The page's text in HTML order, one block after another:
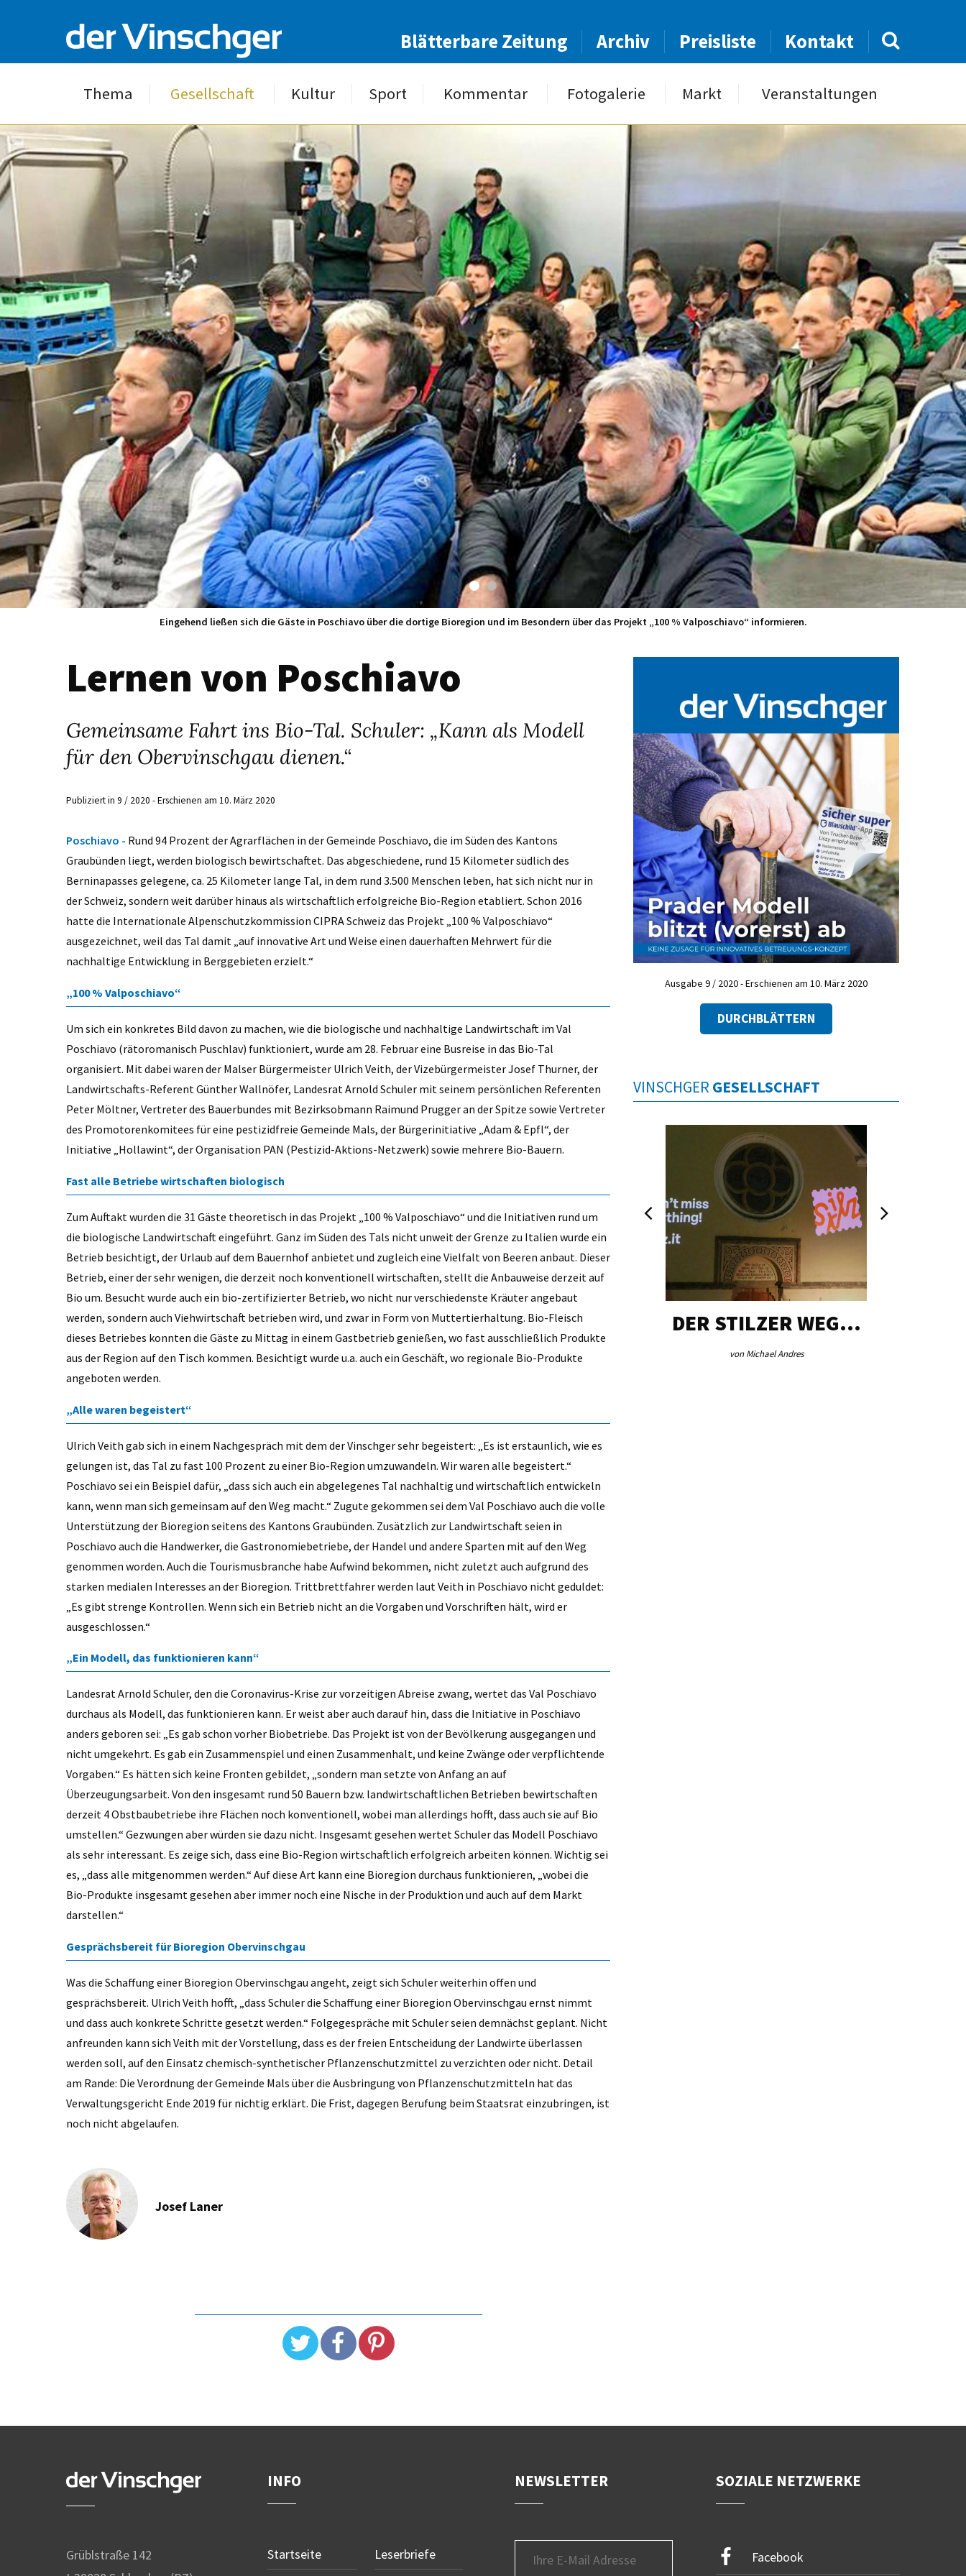
Blätterbare Zeitung Archiv Preisliste Kontakt
Thema Gesellschaft Kultur Sport Kommentar Fotogalerie Markt Veranstaltungen
Eingehend ließen sich die Gäste in Poschiavo über die dortige Bioregion und im Besondern über das Projekt „100 % Valposchiavo“ informieren.
Lernen von Poschiavo
Gemeinsame Fahrt ins Bio-Tal. Schuler: „Kann als Modell
für den Obervinschgau dienen.“
Publiziert in 9 / 2020 - Erschienen am 10. März 2020
Poschiavo - Rund 94 Prozent der Agrarflächen in der Gemeinde Poschiavo, die im Süden des Kantons
Graubünden liegt, werden biologisch bewirtschaftet. Das abgeschiedene, rund 15 Kilometer südlich des
Berninapasses gelegene, ca. 25 Kilometer lange Tal, in dem rund 3.500 Menschen leben, hat sich nicht nur in
der Schweiz, sondern weit darüber hinaus als wirtschaftlich erfolgreiche Bio-Region etabliert. Schon 2016
hatte die Internationale Alpenschutzkommission CIPRA Schweiz das Projekt „100 % Valposchiavo“
ausgezeichnet, weil das Tal damit „auf innovative Art und Weise einen dauerhaften Mehrwert für die
nachhaltige Entwicklung in Berggebieten erzielt.“
„100 % Valposchiavo“
Um sich ein konkretes Bild davon zu machen, wie die biologische und nachhaltige Landwirtschaft im Val
Poschiavo (rätoromanisch Puschlav) funktioniert, wurde am 28. Februar eine Busreise in das Bio-Tal
organisiert. Mit dabei waren der Malser Bürgermeister Ulrich Veith, der Vizebürgermeister Josef Thurner, der
Landwirtschafts-Referent Günther Wallnöfer, Landesrat Arnold Schuler mit seinem persönlichen Referenten
Peter Möltner, Vertreter des Bauerbundes mit Bezirksobmann Raimund Prugger an der Spitze sowie Vertreter
des Promotorenkomitees für eine pestizidfreie Gemeinde Mals, der Bürgerinitiative „Adam & Epfl“, der
Initiative „Hollawint“, der Organisation PAN (Pestizid-Aktions-Netzwerk) sowie mehrere Bio-Bauern.
Fast alle Betriebe wirtschaften biologisch
Zum Auftakt wurden die 31 Gäste theoretisch in das Projekt „100 % Valposchiavo“ und die Initiativen rund um
die biologische Landwirtschaft eingeführt. Ganz im Süden des Tals nicht unweit der Grenze zu Italien wurde ein
Betrieb besichtigt, der Urlaub auf dem Bauernhof anbietet und zugleich eine Vielfalt von Beeren anbaut. Dieser
Betrieb, einer der sehr wenigen, die derzeit noch konventionell wirtschaften, stellt die Anbauweise derzeit auf
Bio um. Besucht wurde auch ein bio-zertifizierter Betrieb, wo nicht nur verschiedenste Kräuter angebaut
werden, sondern auch Viehwirtschaft betrieben wird, und zwar in Form von Muttertierhaltung. Bio-Fleisch
dieses Betriebes konnten die Gäste zu Mittag in einem Gastbetrieb genießen, wo fast ausschließlich Produkte
aus der Region auf den Tisch kommen. Besichtigt wurde u.a. auch ein Geschäft, wo regionale Bio-Produkte
angeboten werden.
„Alle waren begeistert“
Ulrich Veith gab sich in einem Nachgespräch mit dem der Vinschger sehr begeistert: „Es ist erstaunlich, wie es
gelungen ist, das Tal zu fast 100 Prozent zu einer Bio-Region umzuwandeln. Wir waren alle begeistert.“
Poschiavo sei ein Beispiel dafür, „dass sich auch ein abgelegenes Tal nachhaltig und wirtschaftlich entwickeln
kann, wenn man sich gemeinsam auf den Weg macht.“ Zugute gekommen sei dem Val Poschiavo auch die volle
Unterstützung der Bioregion seitens des Kantons Graubünden. Zusätzlich zur Landwirtschaft seien in
Poschiavo auch die Handwerker, die Gastronomiebetriebe, der Handel und andere Sparten mit auf den Weg
genommen worden. Auch die Tourismusbranche habe Aufwind bekommen, nicht zuletzt auch aufgrund des
starken medialen Interesses an der Bioregion. Trittbrettfahrer werden laut Veith in Poschiavo nicht geduldet:
„Es gibt strenge Kontrollen. Wenn sich ein Betrieb nicht an die Vorgaben und Vorschriften hält, wird er
ausgeschlossen.“
„Ein Modell, das funktionieren kann“
Landesrat Arnold Schuler, den die Coronavirus-Krise zur vorzeitigen Abreise zwang, wertet das Val Poschiavo
durchaus als Modell, das funktionieren kann. Er weist aber auch darauf hin, dass die Initiative in Poschiavo
anders geboren sei: „Es gab schon vorher Biobetriebe. Das Projekt ist von der Bevölkerung ausgegangen und
nicht umgekehrt. Es gab ein Zusammenspiel und einen Zusammenhalt, und keine Zwänge oder verpflichtende
Vorgaben.“ Es hätten sich keine Fronten gebildet, „sondern man setzte von Anfang an auf
Überzeugungsarbeit. Von den insgesamt rund 50 Bauern bzw. landwirtschaftlichen Betrieben bewirtschaften
derzeit 4 Obstbaubetriebe ihre Flächen noch konventionell, wobei man allerdings hofft, dass auch sie auf Bio
umstellen.“ Gezwungen aber würden sie dazu nicht. Insgesamt gesehen wertet Schuler das Modell Poschiavo
als sehr interessant. Es zeige sich, dass eine Bio-Region wirtschaftlich erfolgreich arbeiten können. Wichtig sei
es, „dass alle mitgenommen werden.“ Auf diese Art kann eine Bioregion durchaus funktionieren, „wobei die
Bio-Produkte insgesamt gesehen aber immer noch eine Nische in der Produktion und auch auf dem Markt
darstellen.“
Gesprächsbereit für Bioregion Obervinschgau
Was die Schaffung einer Bioregion Obervinschgau angeht, zeigt sich Schuler weiterhin offen und
gesprächsbereit. Ulrich Veith hofft, „dass Schuler die Schaffung einer Bioregion Obervinschgau ernst nimmt
und dass auch konkrete Schritte gesetzt werden.“ Folgegespräche mit Schuler seien demnächst geplant. Nicht
anfreunden kann sich Veith mit der Vorstellung, dass es der freien Entscheidung der Landwirte überlassen
werden soll, auf den Einsatz chemisch-synthetischer Pflanzenschutzmittel zu verzichten oder nicht. Detail
am Rande: Die Verordnung der Gemeinde Mals über die Ausbringung von Pflanzenschutzmitteln hat das
Verwaltungsgericht Ende 2019 für nichtig erklärt. Die Frist, dagegen Berufung beim Staatsrat einzubringen, ist
noch nicht abgelaufen.
Josef Laner
Ausgabe 9 / 2020 - Erschienen am 10. März 2020
DURCHBLÄTTERN
VINSCHGER GESELLSCHAFT
DER STILZER WEG…
von Michael Andres
Grüblstraße 142
INFO
Startseite
Leserbriefe
NEWSLETTER SOZIALE NETZWERKE
Facebook